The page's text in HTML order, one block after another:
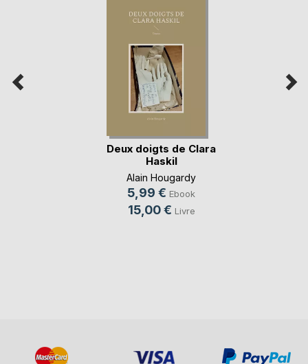
Deux doigts de Clara
Haskil
Alain Hougardy
5,99 € Ebook
15,00 € Livre